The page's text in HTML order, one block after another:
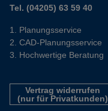
Tel. (04205) 63 59 40
Planungsservice
CAD-Planungsservice
Hochwertige Beratung
Vertrag widerrufen
(nur für Privatkunden)